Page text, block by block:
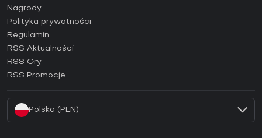
Jak aktywować klucz Steam (CD Key)?
Jak aktywować klucz Epic Games (CD Key)?
Jak aktywować klucz GOG (CD Key)?
Jak aktywować klucz Ubisoft Connect (CD Key)?
Nagrody
Polityka prywatności
Regulamin
RSS Aktualności
RSS Gry
RSS Promocje
Polska (PLN)